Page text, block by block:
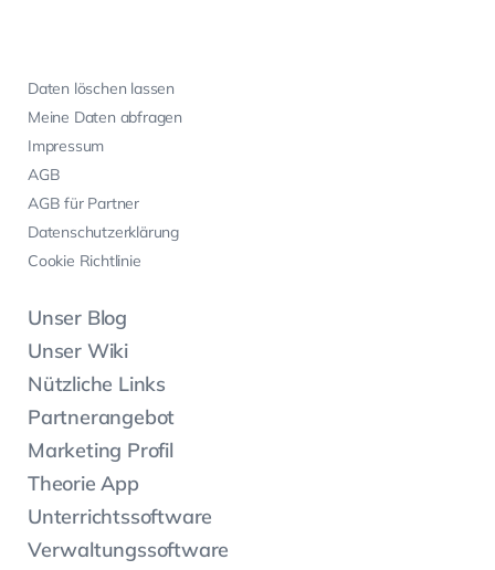
Daten löschen lassen
Meine Daten abfragen
Impressum
AGB
AGB für Partner
Datenschutzerklärung
Cookie Richtlinie
Unser Blog
Unser Wiki
Nützliche Links
Partnerangebot
Marketing Profil
Theorie App
Unterrichtssoftware
Verwaltungssoftware